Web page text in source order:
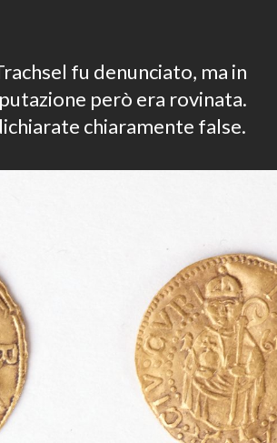
fu denunciato, ma in
però era rovinata.
chiaramente false.